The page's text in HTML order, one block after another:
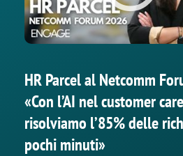
HR Parcel al Netcomm
«Con l’AI nel customer care
risolviamo l’85% delle
pochi minuti»